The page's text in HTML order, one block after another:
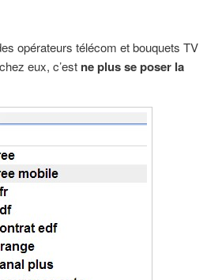
opérateurs télécom et bouquets TV
eux, c’est ne plus se poser la